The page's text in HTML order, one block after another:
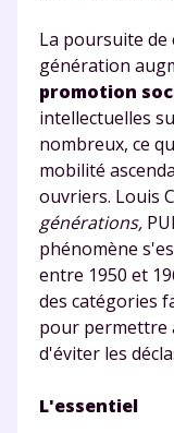
La poursuite de
génération
promotion
intellectuelles
nombreux, ce
mobilité
ouvriers. Louis
générations,
phénomène
entre 1950 et
des catégories
pour permettre
d'éviter les
L'essentiel
et
Testez
scolaire !